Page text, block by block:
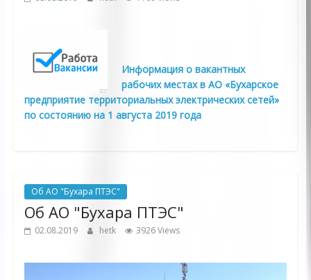
Информация о вакантных
рабочих местах в АО «Бухарское
предприятие территориальных электрических сетей»
по состоянию на 1 августа 2019 года
Об АО "Бухара ПТЭС"
Об АО "Бухара ПТЭС"
02.08.2019 hetk 3926 Views